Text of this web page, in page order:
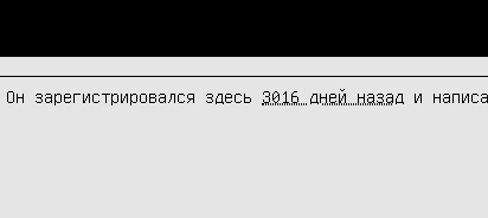
зарегистрировался здесь 3016 дней назад и